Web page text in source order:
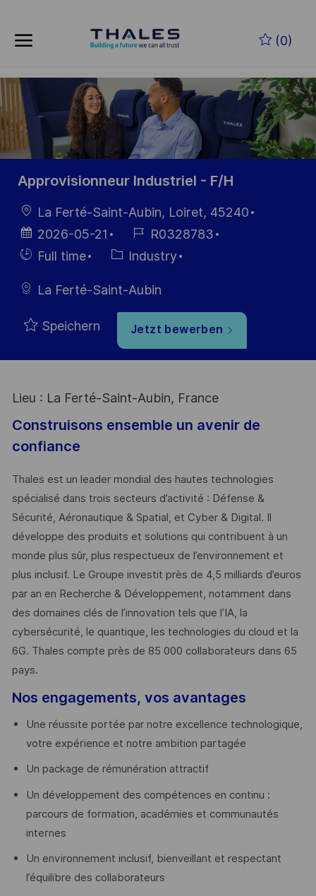
(0)
-
Approvisionneur Industriel - F/H
Ort
La Ferté-Saint-Aubin, Loiret, 45240
Datum der
Veröffentlichung
2026-05-21
Job-
ID
R0328783
Einstellunngstyp
Full time Kategorie
Industry
La Ferté-Saint-Aubin
Speichern Jetzt bewerben
Lieu : La Ferté-Saint-Aubin, France
Construisons ensemble un avenir de
confiance
Thales est un leader mondial des hautes technologies
spécialisé dans trois secteurs d’activité : Défense &
Sécurité, Aéronautique & Spatial, et Cyber & Digital. Il
développe des produits et solutions qui contribuent à un
monde plus sûr, plus respectueux de l’environnement et
plus inclusif. Le Groupe investit près de 4,5 milliards d’euros
par an en Recherche & Développement, notamment dans
des domaines clés de l’innovation tels que l’IA, la
cybersécurité, le quantique, les technologies du cloud et la
6G. Thales compte près de 85 000 collaborateurs dans 65
pays. ​
Nos engagements, vos avantages
Une réussite portée par notre excellence technologique,
votre expérience et notre ambition partagée
Un package de rémunération attractif
Un développement des compétences en continu :
parcours de formation, académies et communautés
internes
Un environnement inclusif, bienveillant et respectant
l’équilibre des collaborateurs